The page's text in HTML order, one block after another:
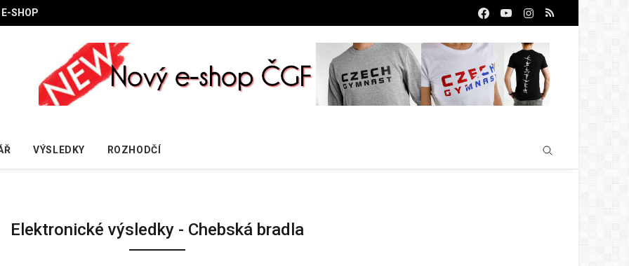
E-SHOP
VÝSLEDKY ROZHODČÍ
Elektronické výsledky - Chebská bradla